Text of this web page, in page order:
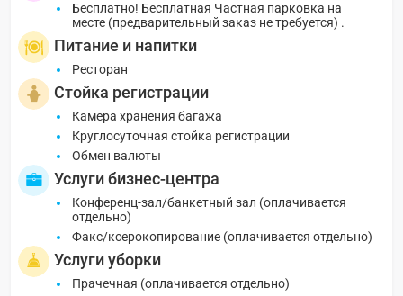
Бесплатно! Бесплатная Частная парковка на
месте (предварительный заказ не требуется) .
Питание и напитки
Ресторан
Стойка регистрации
Камера хранения багажа
Круглосуточная стойка регистрации
Обмен валюты
Услуги бизнес-центра
Конференц-зал/банкетный зал (оплачивается
отдельно)
Факс/ксерокопирование (оплачивается отдельно)
Услуги уборки
Прачечная (оплачивается отдельно)